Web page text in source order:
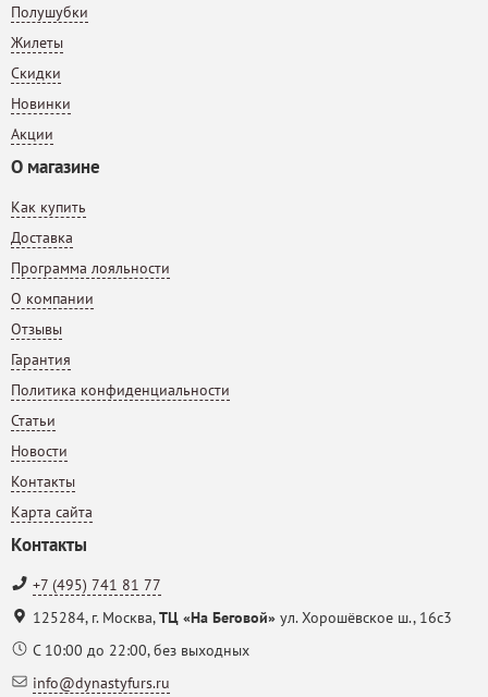
Полушубки
Жилеты
Скидки
Новинки
Акции
О магазине
Как купить
Доставка
Программа лояльности
О компании
Отзывы
Гарантия
Политика конфиденциальности
Статьи
Новости
Контакты
Карта сайта
Контакты
+7 (495) 741 81 77
125284, г. Москва,ТЦ «На Беговой» ул. Хорошёвское ш., 16с3
С 10:00 до 22:00, без выходных
info@dynastyfurs.ru